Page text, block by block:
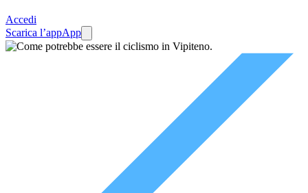
Accedi
Scarica l’appApp